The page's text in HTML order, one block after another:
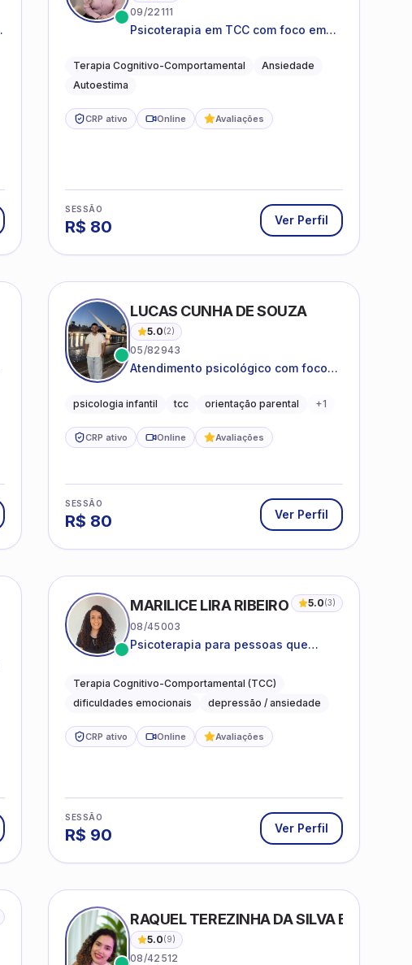
09/22111
Psicoterapia em TCC com foco em
práticas para o cotidiano
Terapia Cognitivo-Comportamental
Ansiedade
Autoestima
CRP ativo Online Avaliações
SESSÃO
R$ 80 Ver Perfil
LUCAS CUNHA DE SOUZA
5.0(2)
05/82943
Atendimento psicológico com foco
Comportamental (TCC), promovendo
vida.
psicologia infantil tcc orientação parental +1
CRP ativo Online Avaliações
SESSÃO
R$ 80 Ver Perfil
MARILICE LIRA RIBEIRO 5.0(3)
08/45003
Psicoterapia para pessoas que
lidar com as dificuldades do dia a
dia
Terapia Cognitivo-Comportamental (TCC)
dificuldades emocionais
depressão / ansiedade
CRP ativo Online Avaliações
SESSÃO
R$ 90 Ver Perfil
RAQUEL TEREZINHA DA SILVA BIONDI
5.0(9)
08/42512